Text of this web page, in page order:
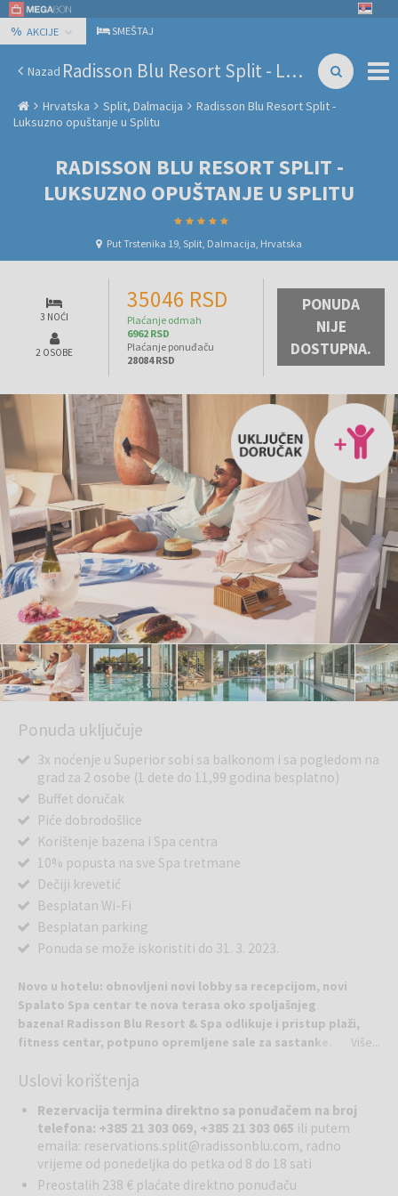
% AKCIJE SMEŠTAJ
Nazad Radisson Blu Resort Split - Luksuzno opuštanje u Splitu
Hrvatska Split, Dalmacija
Radisson Blu Resort Split -
Luksuzno opuštanje u Splitu
RADISSON BLU RESORT SPLIT -
LUKSUZNO OPUŠTANJE U SPLITU
Put Trstenika 19, Split, Dalmacija, Hrvatska
3 NOĆI
2 OSOBE
35046 RSD
Plaćanje odmah
6962 RSD
Plaćanje ponuđaču
28084 RSD
PONUDA
NIJE
DOSTUPNA.
Ponuda uključuje
3x noćenje u Superior sobi sa balkonom i sa pogledom na
grad za 2 osobe (1 dete do 11,99 godina besplatno)
Buffet doručak
Piće dobrodošlice
Korištenje bazena i Spa centra
10% popusta na sve Spa tretmane
Dečiji krevetić
Besplatan Wi-Fi
Besplatan parking
Ponuda se može iskoristiti do 31. 3. 2023.
Novo u hotelu: obnovljeni novi lobby sa recepcijom, novi
Spalato Spa centar te nova terasa oko spoljašnjeg
bazena! Radisson Blu Resort & Spa odlikuje i pristup plaži,
fitness centar, potpuno opremljene sale za sastanke.
uz širok izbor dodatnih sadržaja, kao i nekoliko restorana i
Bilo da Split posećujete u jesen, zimu, proleće ili leto, avantura vas
sigurno očekuje. Uživati možete u aktivnostima u prirodi, najčišćim
plažama, upoznavanju grada, gastronomskim delicijama u vrhunskim
restoranima, shoppingu u staroj gradskoj jezgri, izletima na obližnja
Više...
Uslovi korištenja
Rezervacija termina direktno sa ponuđačem na broj
telefona: +385 21 303 069, +385 21 303 065 ili putem
emaila: reservations.split@radissonblu.com, radno
vrijeme od ponedeljka do petka od 8 do 18 sati
Preostalih 238 € plaćate direktno ponuđaču